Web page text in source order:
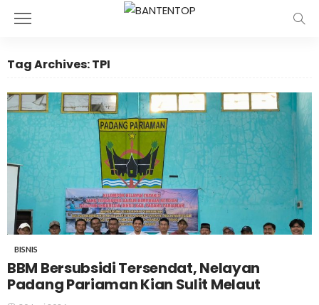
Tag Archives: TPI
BISNIS
BBM Bersubsidi Tersendat, Nelayan
Padang Pariaman Kian Sulit Melaut